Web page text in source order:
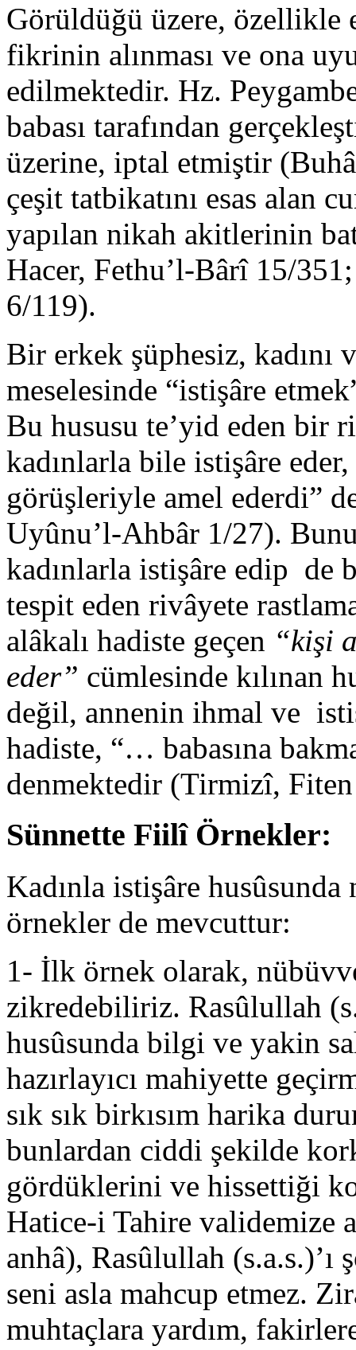
Görüldüğü üzere, özellikle
fikrinin alınması ve ona
edilmektedir. Hz.
babası tarafından
üzerine, iptal etmiştir
çeşit tatbikatını esas alan
yapılan nikah akitlerinin
Hacer, Fethu’l-Bârî 15/
6/119).
Bir erkek şüphesiz, kadını
meselesinde “istişâre
Bu hususu te’yid eden bir
kadınlarla bile istişâre
görüşleriyle amel ederdi”
Uyûnu’l-Ahbâr 1/27).
kadınlarla istişâre edip de
tespit eden rivâyete
alâkalı hadiste geçen “kişi
eder” cümlesinde kılınan
değil, annenin ihmal ve
hadiste, “… babasına
denmektedir (Tirmizî,
Sünnette Fiilî Örnekler:
Kadınla istişâre
örnekler de mevcuttur:
1- İlk örnek olarak,
zikredebiliriz. Rasûlullah
husûsunda bilgi ve yakin
hazırlayıcı mahiyette
sık sık birkısım harika
bunlardan ciddi şekilde
gördüklerini ve hissettiği
Hatice-i Tahire validemize
anhâ), Rasûlullah
seni asla mahcup etmez.
muhtaçlara yardım,